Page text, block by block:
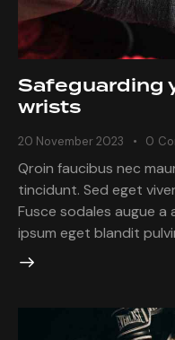
Safeguarding
wrists
20 November 2023 0
Qroin faucibus nec
tincidunt. Sed eget
Fusce sodales augue a
ipsum eget blandit